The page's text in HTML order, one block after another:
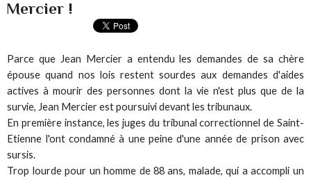
Mercier !
Parce que Jean Mercier a entendu les demandes de sa chère
épouse quand nos lois restent sourdes aux demandes d'aides
actives à mourir des personnes dont la vie n'est plus que de la
survie, Jean Mercier est poursuivi devant les tribunaux.
En première instance, les juges du tribunal correctionnel de Saint-
Etienne l'ont condamné à une peine d'une année de prison avec
sursis.
Trop lourde pour un homme de 88 ans, malade, qui a accompli un